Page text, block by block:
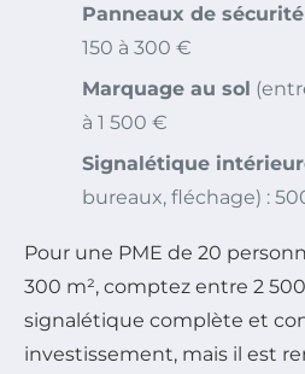
Panneaux de sécurité
150 à 300 €
Marquage au sol
à 1 500 €
Signalétique
bureaux, fléchage) :
Pour une PME de 20
300 m², comptez entre 2
signalétique complète et
investissement, mais il est